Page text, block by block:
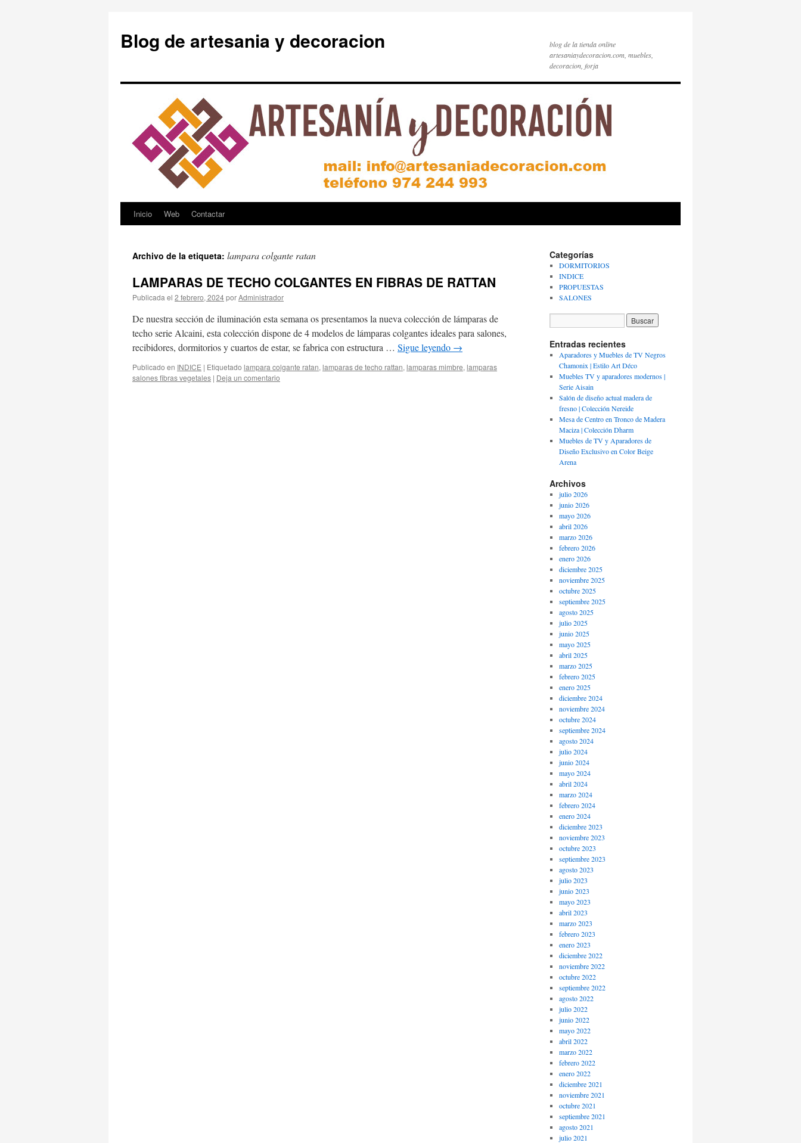
Blog de artesania y decoracion
blog de la tienda online
artesaniaydecoracion.com, muebles,
decoracion, forja
Saltar
contenido
Inicio Web Contactar
Archivo de la etiqueta: lampara colgante ratan
LAMPARAS DE TECHO COLGANTES EN FIBRAS DE RATTAN
Publicada el 2 febrero, 2024porAdministrador
De nuestra sección de iluminación esta semana os presentamos la nueva colección de lámparas de
techo serie Alcaini, esta colección dispone de 4 modelos de lámparas colgantes ideales para salones,
recibidores, dormitorios y cuartos de estar, se fabrica con estructura … Sigue leyendo →
Publicado en INDICE | Etiquetado lampara colgante ratan, lamparas de techo rattan, lamparas mimbre, lamparas
salones fibras vegetales | Deja un comentario
Categorías
DORMITORIOS
INDICE
PROPUESTAS
SALONES
Entradas recientes
Aparadores y Muebles de TV Negros
Chamonix | Estilo Art Déco
Muebles TV y aparadores modernos |
Serie Aisain
Salón de diseño actual madera de
fresno | Colección Nereide
Mesa de Centro en Tronco de Madera
Maciza | Colección Dharm
Muebles de TV y Aparadores de
Diseño Exclusivo en Color Beige
Arena
Archivos
julio 2026
junio 2026
mayo 2026
abril 2026
marzo 2026
febrero 2026
enero 2026
diciembre 2025
noviembre 2025
octubre 2025
septiembre 2025
agosto 2025
julio 2025
junio 2025
mayo 2025
abril 2025
marzo 2025
febrero 2025
enero 2025
diciembre 2024
noviembre 2024
octubre 2024
septiembre 2024
agosto 2024
julio 2024
junio 2024
mayo 2024
abril 2024
marzo 2024
febrero 2024
enero 2024
diciembre 2023
noviembre 2023
octubre 2023
septiembre 2023
agosto 2023
julio 2023
junio 2023
mayo 2023
abril 2023
marzo 2023
febrero 2023
enero 2023
diciembre 2022
noviembre 2022
octubre 2022
septiembre 2022
agosto 2022
julio 2022
junio 2022
mayo 2022
abril 2022
marzo 2022
febrero 2022
enero 2022
diciembre 2021
noviembre 2021
octubre 2021
septiembre 2021
agosto 2021
julio 2021